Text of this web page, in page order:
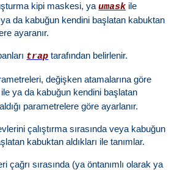
kipi maskesi, yaumask ile
da kabuğun kendini başlatan kabuktan
ayaranır.
trap tarafından belirlenir.
değişken atamalarına göre
ile ya da kabuğun kendini başlatan
parametrelere göre ayarlanır.
çalıştırma sırasında veya kabuğun
kabuktan aldıkları ile tanımlar.
çağrı sırasında (ya öntanımlı olarak ya